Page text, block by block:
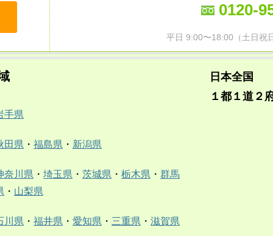
0120-
平日 9:00〜18:00（土日祝
手県
田県 ・ 福島県 ・ 新潟県
奈川県 ・ 埼玉県 ・ 茨城県 ・ 栃木県 ・ 群馬
・ 山梨県
川県 ・ 福井県 ・ 愛知県 ・ 三重県 ・ 滋賀県
日本全国
１都１道２